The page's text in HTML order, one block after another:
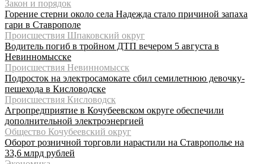
Закон и порядок
Горение стерни около села Надежда стало причиной запаха
гари в Ставрополе
Происшествия Шпаковский округ
Водитель погиб в тройном ДТП вечером 5 августа в
Невинномысске
Происшествия Невинномысск
Подросток на электросамокате сбил семилетнюю девочку-
пешехода в Кисловодске
Происшествия Кисловодск
Агропредприятие в Кочубеевском округе обеспечили
дополнительной электроэнергией
Общество Кочубеевский округ
Оборот розничной торговли нарастили на Ставрополье на
33,6 млрд рублей